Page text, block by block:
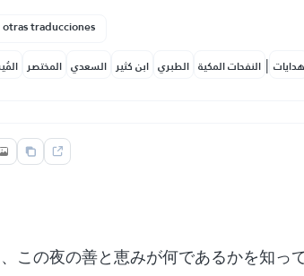
traducciones
المختصر السعدي ابن كثير الطبري النفحات المكية | هدايات
この夜の善と恵みが何であるかを知っ